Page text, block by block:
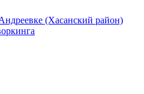
(Хасанский район)